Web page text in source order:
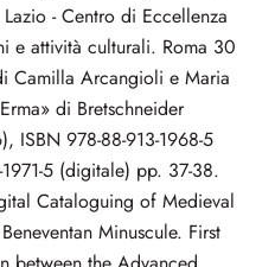
- Centro di Eccellenza
e attività culturali. Roma 30
Camilla Arcangioli e Maria
di Bretschneider
ISBN 978-88-913-1968-5
5 (digitale) pp. 37-38.
Cataloguing of Medieval
Minuscule. First